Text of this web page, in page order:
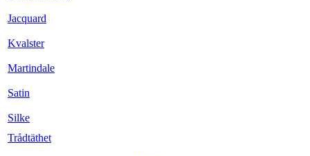
Jacquard
Kvalster
Martindale
Satin
Silke
Trådtäthet